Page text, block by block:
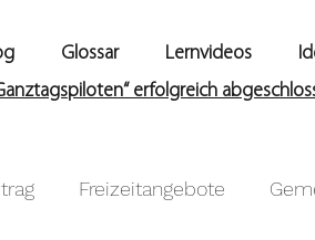
Glossar Lernvideos
erfolgreich
Freizeitangebote